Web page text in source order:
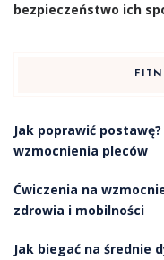
bezpieczeństwo ich
Jak poprawić
wzmocnienia pleców
Ćwiczenia na
zdrowia i mobilności
Jak biegać na średnie